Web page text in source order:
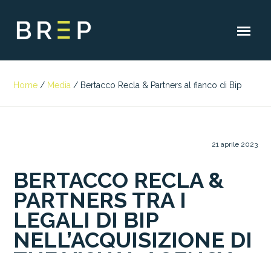
Home / Media / Bertacco Recla & Partners al fianco di Bip
21 aprile 2023
BERTACCO RECLA &
PARTNERS TRA I
LEGALI DI BIP
NELL’ACQUISIZIONE DI